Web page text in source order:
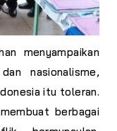
menyampaikan
nasionalisme,
itu toleran.
berbagai